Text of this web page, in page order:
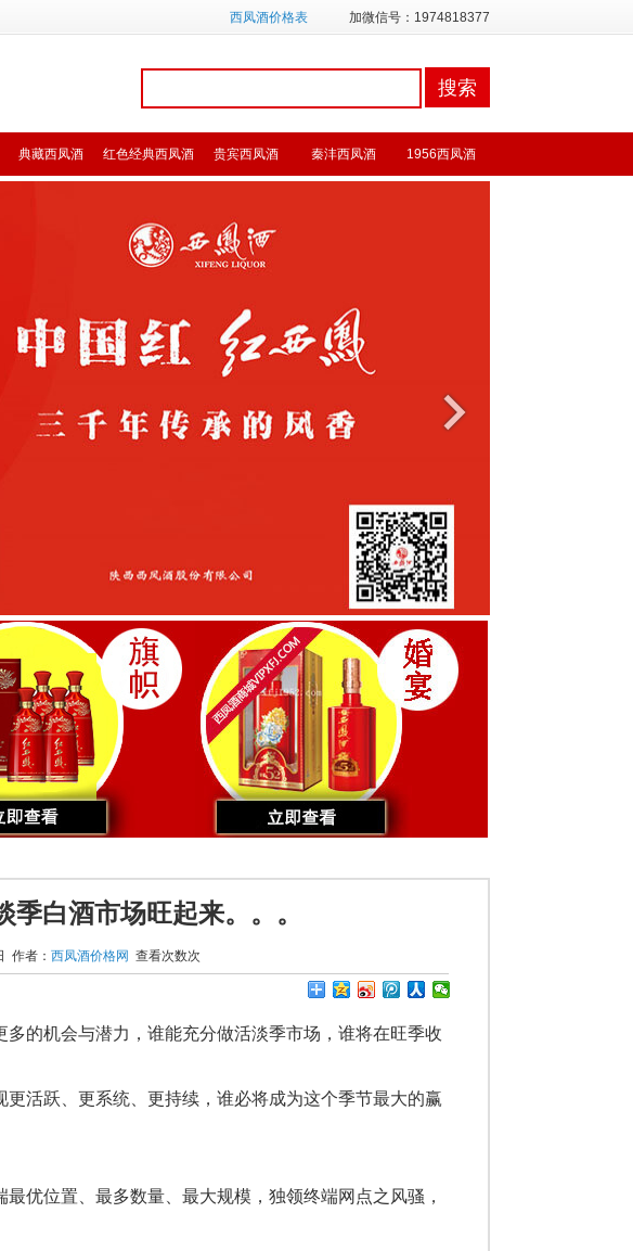
西凤酒价格表 加微信号：1974818377
典藏西凤酒 红色经典西凤酒 贵宾西凤酒 秦沣西凤酒 1956西凤酒
白酒市场旺起来。。。
作者： 西凤酒价格网 查看次数次
机会与潜力，谁能充分做活淡季市场，谁将在旺季收
跃、更系统、更持续，谁必将成为这个季节最大的赢
位置、最多数量、最大规模，独领终端网点之风骚，